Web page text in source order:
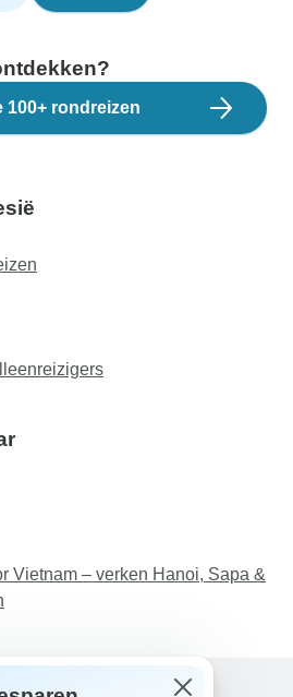
100+ rondreizen
Vietnam – verken Hanoi, Sapa &